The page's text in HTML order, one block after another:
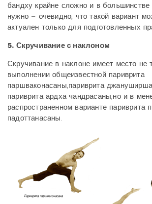
бандху крайне сложно и в большинстве
нужно – очевидно, что такой вариант
актуален только для подготовленных
5. Скручивание с наклоном
Скручивание в наклоне имеет место не
выполнении общеизвестной париврита
паршваконасаны,париврита
париврита ардха чандрасаны,но и в
распространенном варианте париврита
падоттанасаны.